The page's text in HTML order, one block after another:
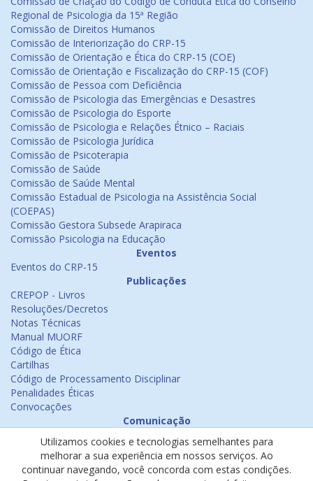
Regional de Psicologia da 15ª Região
Comissão de Direitos Humanos
Comissão de Interiorização do CRP-15
Comissão de Orientação e Ética do CRP-15 (COE)
Comissão de Orientação e Fiscalização do CRP-15 (COF)
Comissão de Pessoa com Deficiência
Comissão de Psicologia das Emergências e Desastres
Comissão de Psicologia do Esporte
Comissão de Psicologia e Relações Étnico – Raciais
Comissão de Psicologia Jurídica
Comissão de Psicoterapia
Comissão de Saúde
Comissão de Saúde Mental
Comissão Estadual de Psicologia na Assistência Social
(COEPAS)
Comissão Gestora Subsede Arapiraca
Comissão Psicologia na Educação
Eventos
Eventos do CRP-15
Publicações
CREPOP - Livros
Resoluções/Decretos
Notas Técnicas
Manual MUORF
Código de Ética
Cartilhas
Código de Processamento Disciplinar
Penalidades Éticas
Convocações
Comunicação
Emissão de Certificados
Psicologia na Mídia
Ouvidoria
Utilizamos cookies e tecnologias semelhantes para
melhorar a sua experiência em nossos serviços. Ao
continuar navegando, você concorda com estas condições.